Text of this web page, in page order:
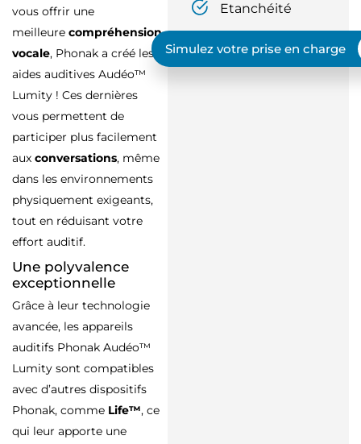
vous offrir une
meilleure compréhension
vocale, Phonak a créé les
aides auditives Audéo™
Lumity ! Ces dernières
vous permettent de
participer plus facilement
aux conversations, même
dans les environnements
physiquement exigeants,
tout en réduisant votre
effort auditif.
Une polyvalence
exceptionnelle
Grâce à leur technologie
avancée, les appareils
auditifs Phonak Audéo™
Lumity sont compatibles
avec d’autres dispositifs
Phonak, comme Life™, ce
qui leur apporte une
Etanchéité
Simulez votre prise en charge